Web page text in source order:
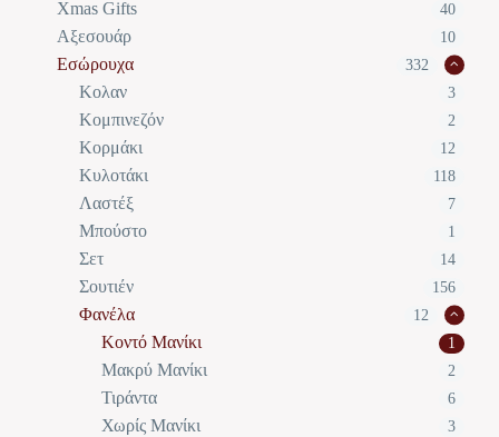
Xmas Gifts 40
Αξεσουάρ 10
Εσώρουχα 332
Κολαν 3
Κομπινεζόν 2
Κορμάκι 12
Κυλοτάκι 118
Λαστέξ 7
Μπούστο 1
Σετ 14
Σουτιέν 156
Φανέλα 12
Κοντό Μανίκι 1
Μακρύ Μανίκι 2
Τιράντα 6
Χωρίς Μανίκι 3